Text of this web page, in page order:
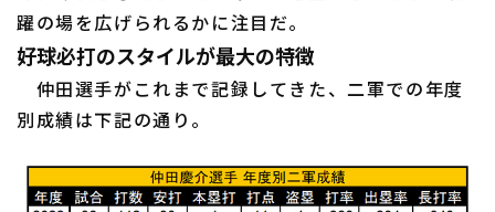
躍の場を広げられるかに注目だ。
好球必打のスタイルが最大の特徴
仲田選手がこれまで記録してきた、二軍での年度
別成績は下記の通り。